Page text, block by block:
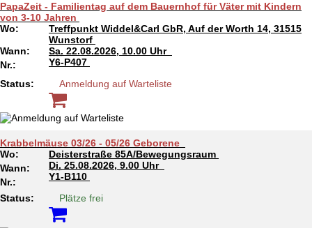
PapaZeit - Familientag auf dem Bauernhof für Väter mit Kindern
von 3-10 Jahren
Wo:
Treffpunkt Widdel&Carl GbR, Auf der Worth 14, 31515
Wunstorf
Wann:
Sa. 22.08.2026, 10.00 Uhr
Nr.:
Y6-P407
Status:
Anmeldung auf Warteliste
Krabbelmäuse 03/26 - 05/26 Geborene
Wo:
Deisterstraße 85A/Bewegungsraum
Wann:
Di. 25.08.2026, 9.00 Uhr
Nr.:
Y1-B110
Status:
Plätze frei